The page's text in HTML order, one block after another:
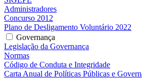
Administradores
Concurso 2012
Plano de Desligamento Voluntário 2022
Governança
Legislação da Governança
Normas
Código de Conduta e Integridade
Carta Anual de Políticas Públicas e